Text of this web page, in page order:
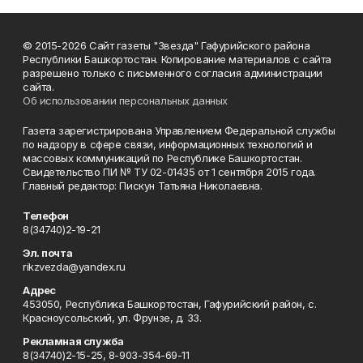
© 2015-2026 Сайт газеты "Звезда" Гафурийского района
Республики Башкортостан. Копирование материалов с сайта
разрешено только с письменного согласия администрации
сайта.
Об использовании персональных данных
Газета зарегистрирована Управлением Федеральной службы
по надзору в сфере связи, информационных технологий и
массовых коммуникаций по Республике Башкортостан.
Свидетельство ПИ № ТУ 02-01435 от 1 сентября 2015 года.
Главный редактор: Пискун Татьяна Николаевна.
Телефон
8(34740)2-19-21
Эл. почта
rikzvezda@yandex.ru
Адрес
453050, Республика Башкортостан, Гафурийский район, с.
Красноусольский, ул. Фрунзе, д. 33.
Рекламная служба
8(34740)2-15-25, 8-903-354-69-11